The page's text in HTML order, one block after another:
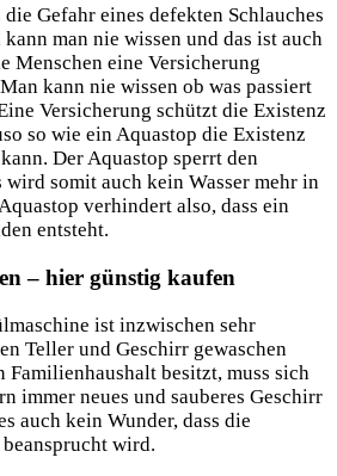
die Gefahr eines defekten Schlauches
man nie wissen und das ist auch
Menschen eine Versicherung
kann nie wissen ob was passiert
Versicherung schützt die Existenz
so wie ein Aquastop die Existenz
Der Aquastop sperrt den
somit auch kein Wasser mehr in
verhindert also, dass ein
entsteht.
– hier günstig kaufen
ist inzwischen sehr
Teller und Geschirr gewaschen
Familienhaushalt besitzt, muss sich
immer neues und sauberes Geschirr
auch kein Wunder, dass die
wird.